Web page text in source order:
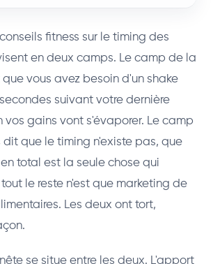
fitness sur le timing des
en deux camps. Le camp de la
vous avez besoin d'un shake
suivant votre dernière
vos gains vont s'évaporer. Le camp
que le timing n'existe pas, que
total est la seule chose qui
le reste n'est que marketing de
Les deux ont tort,
se situe entre les deux. L'apport